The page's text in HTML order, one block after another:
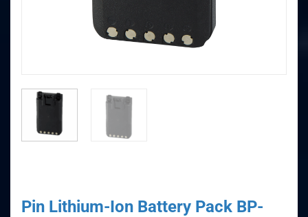
Pin Lithium-Ion Battery Pack BP-